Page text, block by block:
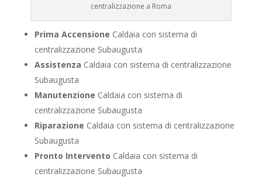
centralizzazione a Roma
Prima Accensione Caldaia con sistema di
centralizzazione Subaugusta
Assistenza Caldaia con sistema di centralizzazione
Subaugusta
Manutenzione Caldaia con sistema di
centralizzazione Subaugusta
Riparazione Caldaia con sistema di centralizzazione
Subaugusta
Pronto Intervento Caldaia con sistema di
centralizzazione Subaugusta